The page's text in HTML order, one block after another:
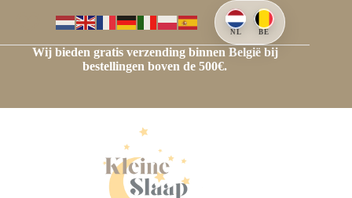
NL BE
Wij bieden gratis verzending binnen België bij
bestellingen boven de 500€.